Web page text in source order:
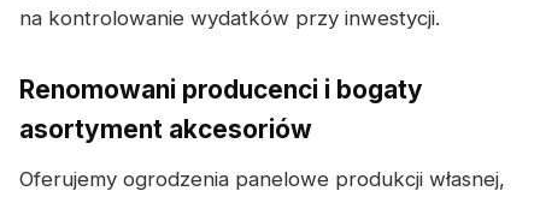
na kontrolowanie wydatków przy inwestycji.
Renomowani producenci i bogaty
asortyment akcesoriów
Oferujemy ogrodzenia panelowe produkcji własnej,